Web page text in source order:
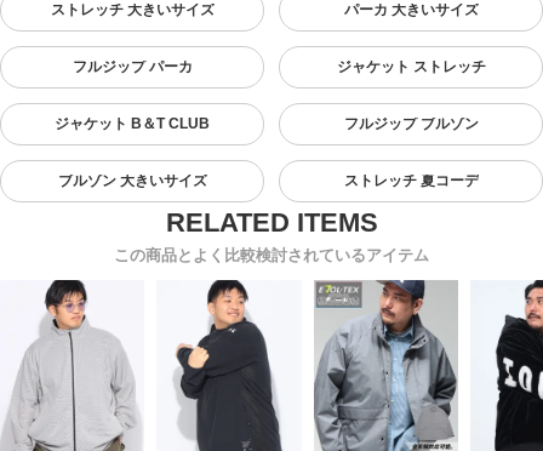
ストレッチ 大きいサイズ パーカ 大きいサイズ
フルジップ パーカ ジャケット ストレッチ
ジャケット B＆T CLUB フルジップ ブルゾン
ブルゾン 大きいサイズ ストレッチ 夏コーデ
この商品とよく比較検討されているアイテム